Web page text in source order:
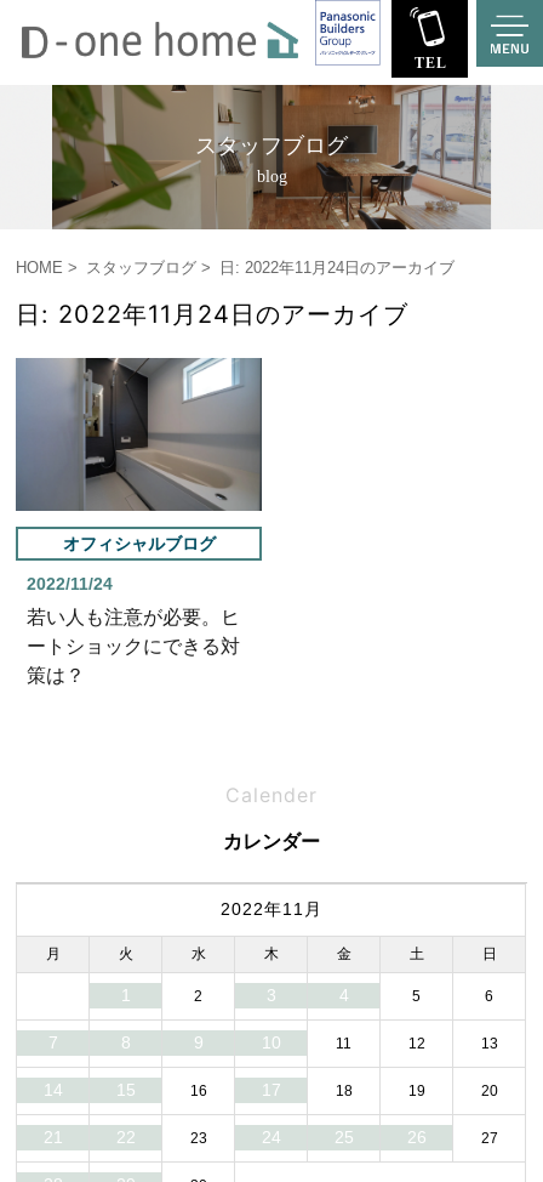
スタッフブログ
blog
HOME スタッフブログ 日: 2022年11月24日のアーカイブ
日: 2022年11月24日のアーカイブ
オフィシャルブログ
2022/11/24
若い人も注意が必要。ヒ
ートショックにできる対
策は？
Calender
カレンダー
2022年11月
月 火 水 木 金 土 日
1 2 3 4 5 6
7 8 9 10 11 12 13
14 15 16 17 18 19 20
21 22 23 24 25 26 27